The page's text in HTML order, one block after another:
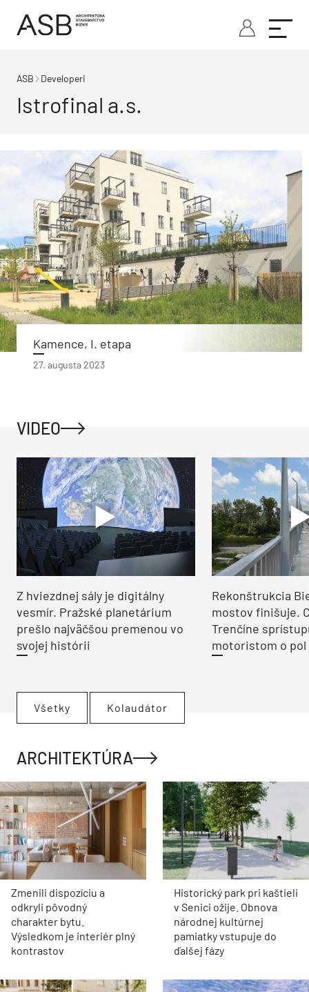
ASB Developeri
Istrofinal a.s.
Kamence, I. etapa
27. augusta 2023
VIDEO
Z hviezdnej sály je digitálny
vesmír. Pražské planetárium
prešlo najväčšou premenou vo
svojej histórii
Rekonštrukcia
mostov finišuje.
Trenčíne
motoristom o pol
Všetky Kolaudátor
ARCHITEKTÚRA
Zmenili dispozíciu a
odkryli pôvodný
charakter bytu.
Výsledkom je interiér plný
kontrastov
Historický park pri kaštieli
v Senici ožije. Obnova
národnej kultúrnej
pamiatky vstupuje do
ďalšej fázy